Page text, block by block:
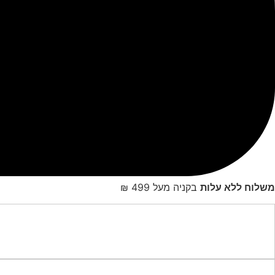
משלוח ללא עלות בקניה מעל 499 ₪